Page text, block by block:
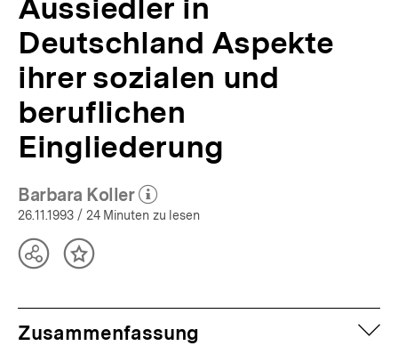
Aussiedler in
Deutschland Aspekte
ihrer sozialen und
beruflichen
Eingliederung
Barbara Koller
(Mehr zum Autor)
öffnen
26.11.1993 / 24 Minuten zu lesen
TeilenInhalt
Zusammenfassung